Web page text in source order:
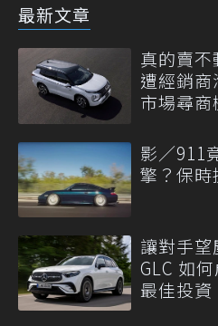
最新文章
真的賣
遭經銷
市場尋商
影／911
擎？保時
讓對手
GLC 如
最佳投資